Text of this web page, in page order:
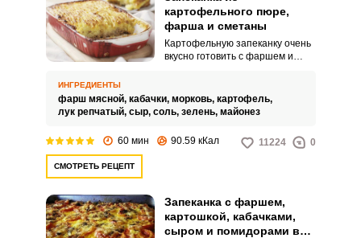
картофельного пюре,
фарша и сметаны
Картофельную запеканку очень
вкусно готовить с фаршем и
нежной.
ИНГРЕДИЕНТЫ
фарш мясной, кабачки, морковь, картофель,
лук репчатый, сыр, соль, зелень, майонез
60 мин 90.59 кКал 11224 0
СМОТРЕТЬ РЕЦЕПТ
Запеканка с фаршем,
картошкой, кабачками,
сыром и помидорами в